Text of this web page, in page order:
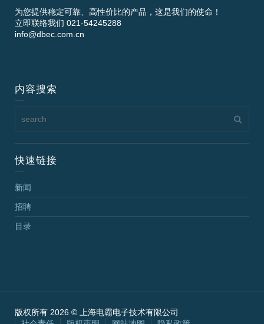
为您提供稳定可靠、高性价比的产品，这是我们的使命！
立即联络我们 021-54245288
info@dbec.com.cn
内容搜索
快速链接
新闻
招聘
目录
版权所有 2026 © 上海电霸电子技术有限公司